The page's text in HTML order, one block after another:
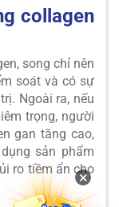
collagen
song chỉ nên
soát và có sự
Ngoài ra, nếu
trọng, người
gan tăng cao,
sản phẩm
ro tiềm ẩn cho
×